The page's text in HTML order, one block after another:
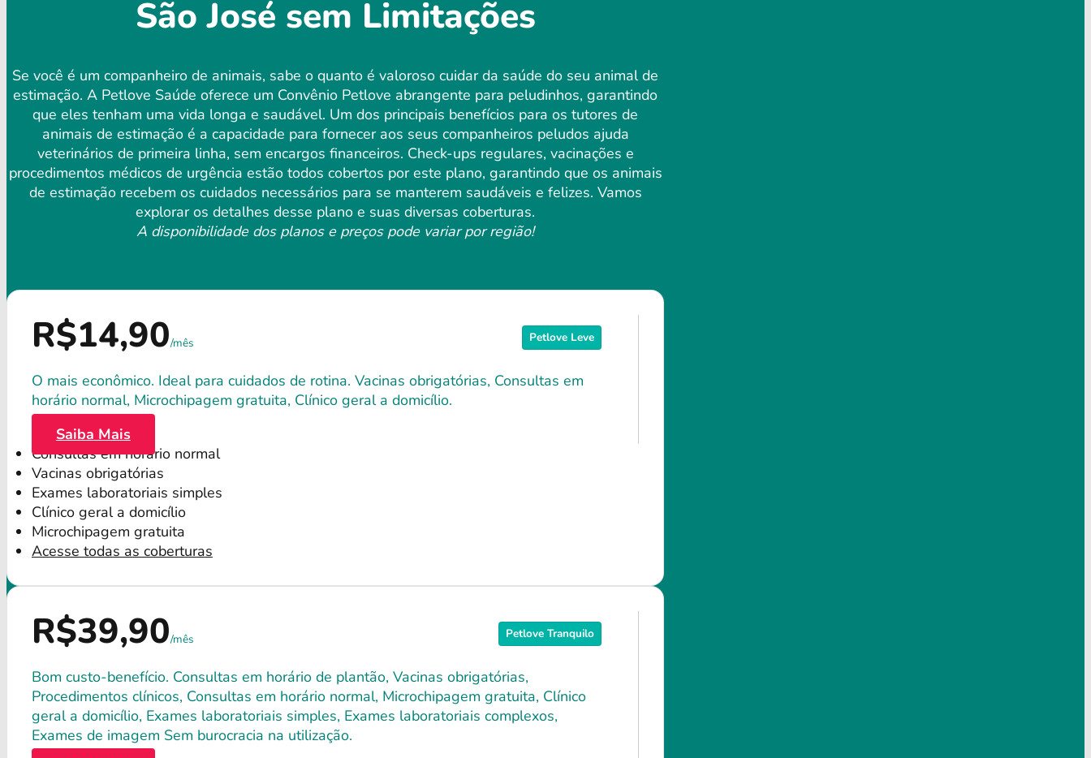
São José sem Limitações
Se você é um companheiro de animais, sabe o quanto é valoroso cuidar da saúde do seu animal de
estimação. A Petlove Saúde oferece um Convênio Petlove abrangente para peludinhos, garantindo
que eles tenham uma vida longa e saudável. Um dos principais benefícios para os tutores de
animais de estimação é a capacidade para fornecer aos seus companheiros peludos ajuda
veterinários de primeira linha, sem encargos financeiros. Check-ups regulares, vacinações e
procedimentos médicos de urgência estão todos cobertos por este plano, garantindo que os animais
de estimação recebem os cuidados necessários para se manterem saudáveis ​​e felizes. Vamos
explorar os detalhes desse plano e suas diversas coberturas.
A disponibilidade dos planos e preços pode variar por região!
Petlove Leve
R$14,90/mês
O mais econômico. Ideal para cuidados de rotina. Vacinas obrigatórias, Consultas em
horário normal, Microchipagem gratuita, Clínico geral a domicílio.
Saiba Mais
Consultas em horário normal
Vacinas obrigatórias
Exames laboratoriais simples
Clínico geral a domicílio
Microchipagem gratuita
Acesse todas as coberturas
Petlove Tranquilo
R$39,90/mês
Bom custo-benefício. Consultas em horário de plantão, Vacinas obrigatórias,
Procedimentos clínicos, Consultas em horário normal, Microchipagem gratuita, Clínico
geral a domicílio, Exames laboratoriais simples, Exames laboratoriais complexos,
Exames de imagem Sem burocracia na utilização.